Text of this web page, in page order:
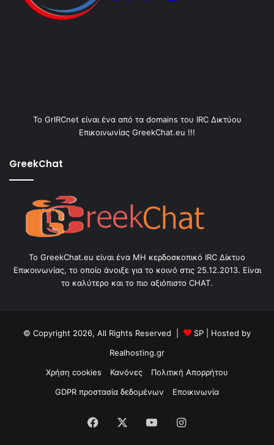
Το GrIRCnet είναι ένα από τα domains του IRC Δικτύου
Επικοινωνίας GreekChat.eu !!!
GreekChat
Το GreekChat.eu είναι ένα ΜΗ κερδοσκοπικό IRC Δίκτυο
Επικοινωνίας, το οποίο άνοιξε για το κοινό στις 25.12.2013. Είναι
το καλύτερο και το πιο αξιόπιστο CHAT.
© Copyright 2026, All Rights Reserved | SP | Hosted by
Realhosting.gr
Χρήση cookies
Κανόνες
Πολιτική Απορρήτου
GDPR προστασία δεδομένων
Εποικινωνία
Facebook YouTubeInstagram